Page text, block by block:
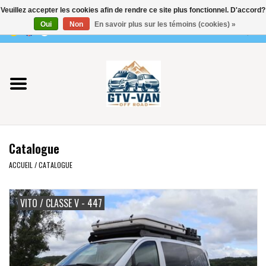
0 Articles - €0,00
Utilisez
les
flèches
haut
et
bas
pour
sur
Entrée
pour
accéder
au
Vito / classe V - 447
Viano /Vito 639
VW T7 2025
VW T6
VW T5
VW CRAFTER / MAN TGE
Catalogue
ACCUEIL /CATALOGUE
VITO / CLASSE V - 447
Veuillez accepter les cookies afin de rendre ce site plus fonctionnel. D'accord?
Oui
Non En savoir plus sur les témoins (cookies) »